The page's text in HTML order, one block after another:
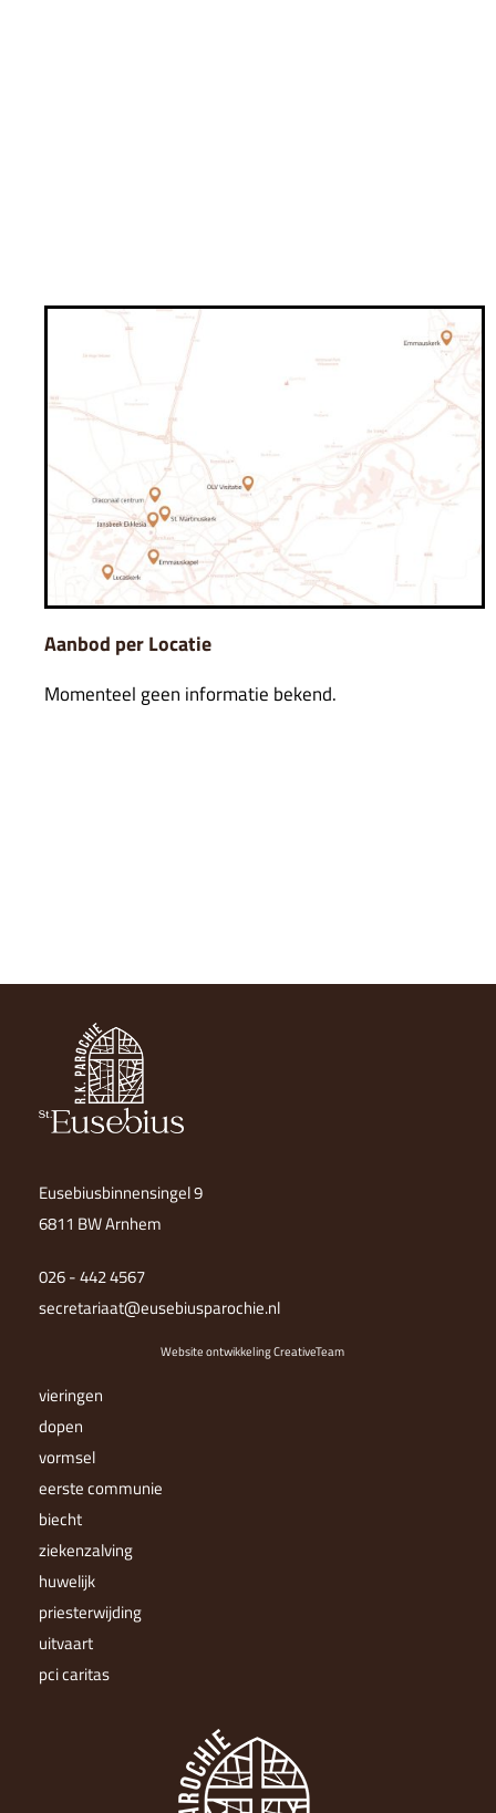
Aanbod per Locatie
Momenteel geen informatie bekend.
Eusebiusbinnensingel 9
6811 BW Arnhem
026 - 442 4567
secretariaat@eusebiusparochie.nl
Website ontwikkeling CreativeTeam
vieringen
dopen
vormsel
eerste communie
biecht
ziekenzalving
huwelijk
priesterwijding
uitvaart
pci caritas